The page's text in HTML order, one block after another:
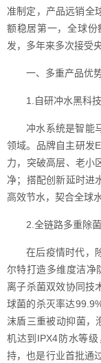
准制定，产品远销全
额稳居第一，全球
发，多年来多次接受
一、多重产品优
1.自研冲水黑科
冲水系统是智能
领域。品牌自主研发
力，突破高层、老小
净；搭配创新延时进
高效节水，契合全球
2.全链路多重除
在后疫情时代，
尔特打造多维度洁净
离子杀菌双效协同技
球菌的杀灭率达
沫盾三重被动抑菌，
机达到IPX4防水等
持，也是行业首批通